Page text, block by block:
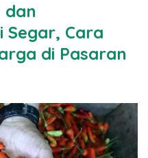
dan
Segar, Cara
di Pasaran